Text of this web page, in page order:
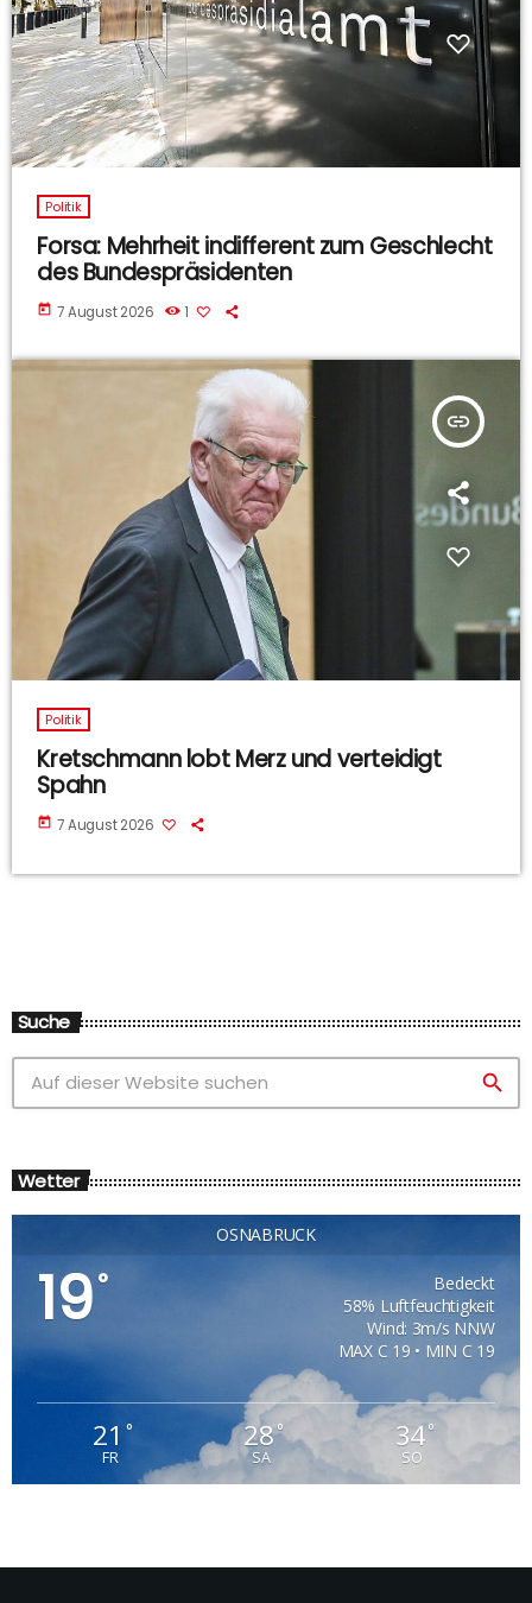
Politik
Forsa: Mehrheit indifferent zum Geschlecht
des Bundespräsidenten
today 7 August 2026 1
insert_link
Politik
Kretschmann lobt Merz und verteidigt
Spahn
today 7 August 2026
Suche
search
Wetter
OSNABRÜCK
19°
Bedeckt
58% Luftfeuchtigkeit
Wind: 3m/s NNW
MAX C 19 • MIN C 19
21 °
FR
28°
SA
34°
SO